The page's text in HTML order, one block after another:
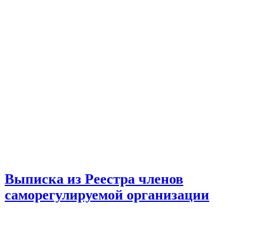
Выписка из Реестра членов
саморегулируемой организации